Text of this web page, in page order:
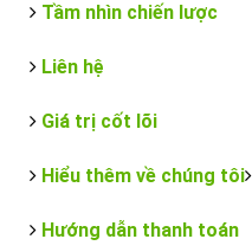
Tầm nhìn chiến lược
Liên hệ
Giá trị cốt lõi
Hiểu thêm về chúng tôi
Hướng dẫn thanh toán